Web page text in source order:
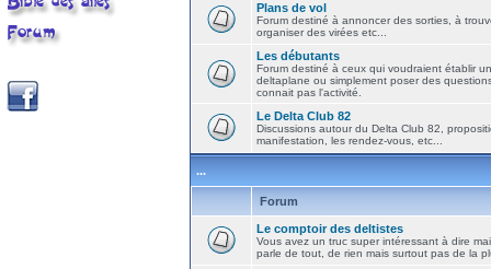
Plans de vol
Forum destiné à annoncer des sorties, à
organiser des virées etc...
Les débutants
Forum destiné à ceux qui voudraient établir
deltaplane ou simplement poser des
connait pas l'activité.
Le Delta Club 82
Discussions autour du Delta Club 82,
manifestation, les rendez-vous, etc...
...
Forum
Le comptoir des deltistes
Vous avez un truc super intéressant à dire
parle de tout, de rien mais surtout pas de la